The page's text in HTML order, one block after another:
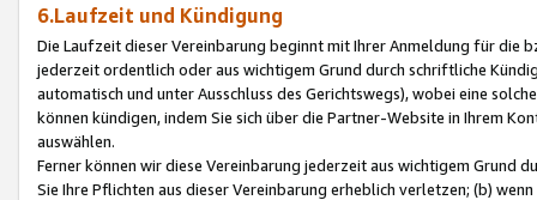
6.Laufzeit und Kündigung
Die Laufzeit dieser Vereinbarung beginnt mit Ihrer Anmeldung für die
jederzeit ordentlich oder aus wichtigem Grund durch schriftliche
automatisch und unter Ausschluss des Gerichtswegs), wobei eine
können kündigen, indem Sie sich über die Partner-Website in Ihrem
auswählen.
Ferner können wir diese Vereinbarung jederzeit aus wichtigem Grund
Sie Ihre Pflichten aus dieser Vereinbarung erheblich verletzen; (b)